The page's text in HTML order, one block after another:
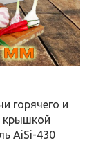
горячего и
крышкой
AiSi-430